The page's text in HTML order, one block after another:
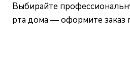
Выбирайте
рта дома — оформите заказ